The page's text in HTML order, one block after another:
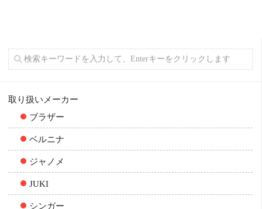
取り扱いメーカー
ブラザー
ベルニナ
ジャノメ
JUKI
シンガー